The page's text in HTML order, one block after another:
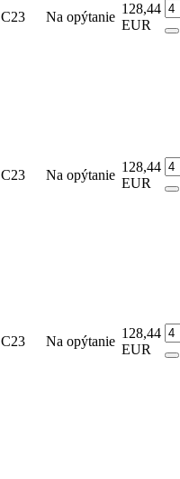
C23 Na opýtanie
128,44
EUR
C23 Na opýtanie
128,44
EUR
C23 Na opýtanie
128,44
EUR